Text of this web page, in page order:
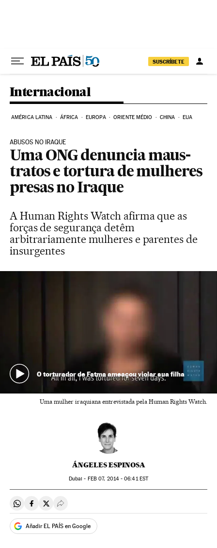
SUSCRÍBETE
Internacional
AMÉRICA LATINA ÁFRICA EUROPA ORIENTE MÉDIO CHINA EUA
ABUSOS NO IRAQUE
Uma ONG denuncia maus-
tratos e tortura de mulheres
presas no Iraque
A Human Rights Watch afirma que as
forças de segurança detêm
arbitrariamente mulheres e parentes de
insurgentes
O torturador de Fatma ameaçou violar sua filha
Uma mulher iraquiana entrevistada pela Human Rights Watch.
ÁNGELES ESPINOSA
Dubai - FEB 07, 2014 - 06:41EST
Compartir en Whatsapp
Compartir en Facebook
Compartir en Twitter
Desplegar Redes Sociales
Añadir EL PAÍS en Google